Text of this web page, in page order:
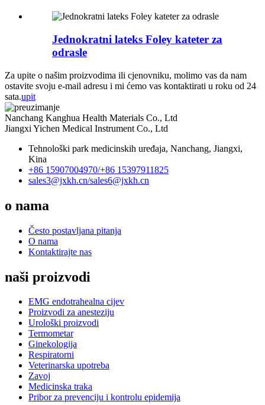
Jednokratni lateks Foley kateter za
odrasle
Za upite o našim proizvodima ili cjenovniku, molimo vas da nam
ostavite svoju e-mail adresu i mi ćemo vas kontaktirati u roku od 24
sata.upit
Nanchang Kanghua Health Materials Co., Ltd
Jiangxi Yichen Medical Instrument Co., Ltd
Tehnološki park medicinskih uređaja, Nanchang, Jiangxi,
Kina
+86 15907004970/+86 15397911825
sales3@jxkh.cn/sales6@jxkh.cn
o nama
Često postavljana pitanja
O nama
Kontaktirajte nas
naši proizvodi
EMG endotrahealna cijev
Proizvodi za anesteziju
Urološki proizvodi
Termometar
Ginekologija
Respiratorni
Veterinarska upotreba
Zavoj
Medicinska traka
Pribor za prevenciju i kontrolu epidemija